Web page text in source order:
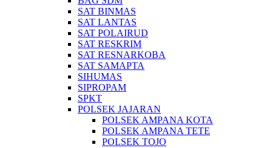
SAT BINMAS
SAT LANTAS
SAT POLAIRUD
SAT RESKRIM
SAT RESNARKOBA
SAT SAMAPTA
SIHUMAS
SIPROPAM
SPKT
POLSEK JAJARAN
POLSEK AMPANA KOTA
POLSEK AMPANA TETE
POLSEK TOJO